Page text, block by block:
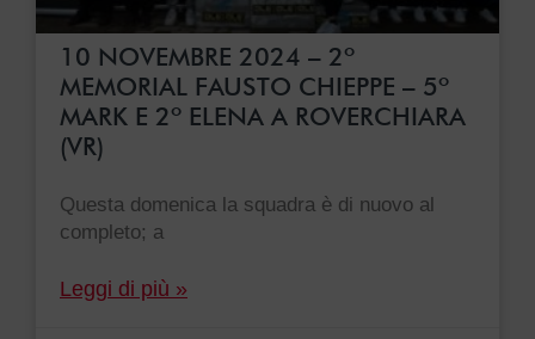
10 NOVEMBRE 2024 – 2º
MEMORIAL FAUSTO CHIEPPE – 5º
MARK E 2º ELENA A ROVERCHIARA
(VR)
Questa domenica la squadra è di nuovo al
completo; a
Leggi di più »